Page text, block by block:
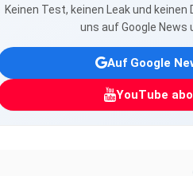
Keinen Test, keinen Leak und
uns auf Google News
Auf Google
YouTube